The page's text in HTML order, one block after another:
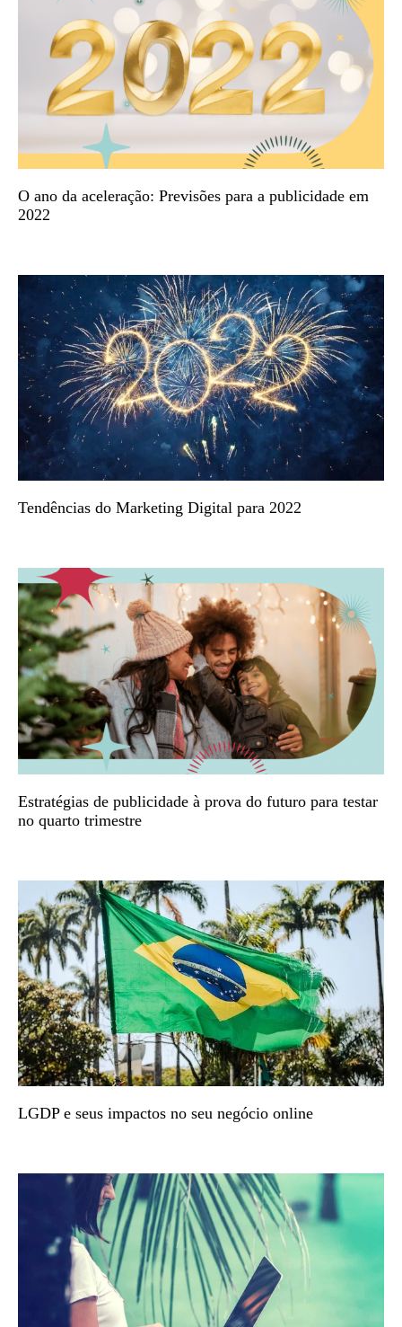
O ano da aceleração: Previsões para a publicidade em
2022
Tendências do Marketing Digital para 2022
Estratégias de publicidade à prova do futuro para testar
no quarto trimestre
LGDP e seus impactos no seu negócio online